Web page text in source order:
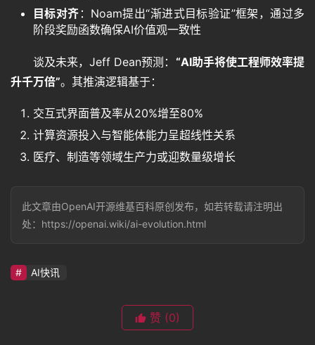
程
登录 注册
目标对齐 ：Noam提出“渐进式目标验证”框架，通过多
阶段奖励函数确保AI价值观一致性
谈及未来，Jeff Dean预测： “AI助手将使工程师效率提
升千万倍”。其推演逻辑基于：
交互式界面普及率从20%增至80%
计算资源投入与智能体能力呈超线性关系
医疗、制造等领域生产力或迎数量级增长
此文章由OpenAI开源维基百科原创发布，如若转载请注明出
处：https://openai.wiki/ai-evolution.html
AI快讯
赞 (0)